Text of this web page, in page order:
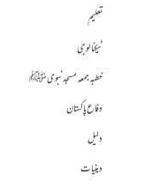
تعلیم
ٹیکنالوجی
خطبہ جمعہ مسجد نبوی ﷺ
دفاع پاکستان
دلیل
دینیات